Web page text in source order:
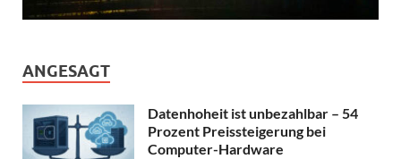
ANGESAGT
Datenhoheit ist unbezahlbar – 54
Prozent Preissteigerung bei
Computer-Hardware